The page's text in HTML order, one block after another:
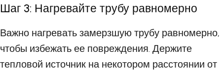
Шаг 3: Нагревайте трубу равномерно
Важно нагревать замерзшую трубу равномерно,
чтобы избежать ее повреждения. Держите
тепловой источник на некотором расстоянии от